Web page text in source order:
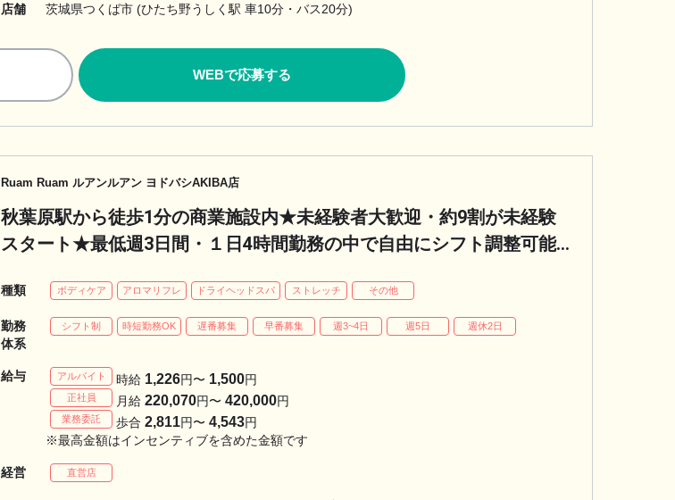
店舗
茨城県つくば市 (ひたち野うしく駅 車10分・バス20分)
WEBで応募する
Ruam Ruam ルアンルアン ヨドバシAKIBA店
秋葉原駅から徒歩1分の商業施設内★未経験者大歓迎・約9割が未経験
スタート★最低週3日間・１日4時間勤務の中で自由にシフト調整可能
種類 ボディケア アロマリフレ ドライヘッドスパ ストレッチ その他
勤務
体系
シフト制 時短勤務OK 遅番募集 早番募集 週3~4日 週5日 週休2日
給与 アルバイト 時給 1,226円〜 1,500円
正社員 月給220,070円〜420,000円
業務委託 歩合2,811円〜4,543円
※最高金額はインセンティブを含めた金額です
経営 直営店